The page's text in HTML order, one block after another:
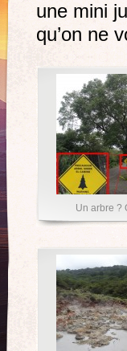
une mini
qu’on ne
Un arbre ?